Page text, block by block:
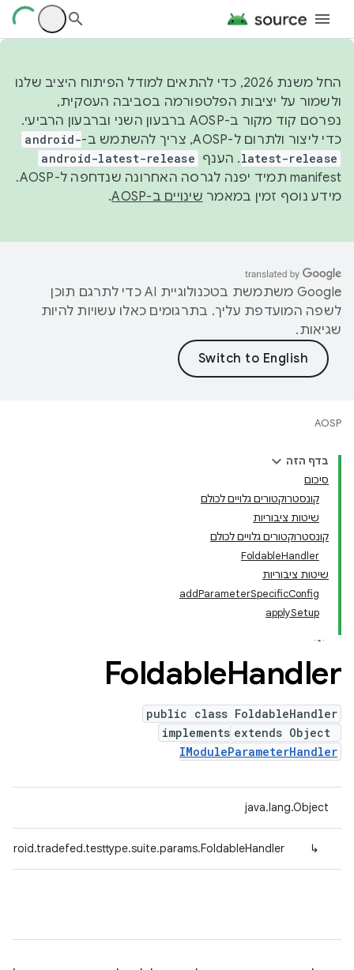
החל משנת 2026, כדי להתאים למודל הפיתוח היציב שלנו
ולשמור על יציבות הפלטפורמה בסביבה העסקית,
נפרסם קוד מקור ב-AOSP ברבעון השני וברבעון הרביעי.
כדי ליצור ולתרום ל-AOSP, צריך להשתמש ב-
android-
latest-release. הענף android-latest-release
manifest תמיד יפנה לגרסה האחרונה שנדחפה ל-AOSP.
מידע נוסף זמין במאמר שינויים ב-AOSP .
‫Google משתמשת בטכנולוגיית AI כדי לתרגם תוכן
לשפה המועדפת עליך. בתרגומים כאלו עשויות להיות
שגיאות.
AOSP
בדף הזה
סיכום
קונסטרוקטורים גלויים לכולם
שיטות ציבוריות
קונסטרוקטורים גלויים לכולם
FoldableHandler
שיטות ציבוריות
addParameterSpecificConfig
applySetup
FoldableHandler
public class FoldableHandler
extends Object
implements
IModuleParameterHandler
java.lang.Object
↳